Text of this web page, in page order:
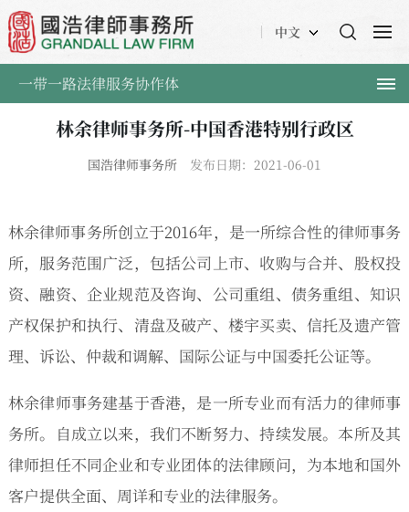
中文
一带一路法律服务协作体
林余律师事务所-中国香港特别行政区
国浩律师事务所 发布日期：2021-06-01
林余律师事务所创立于2016年，是一所综合性的律师事务
所，服务范围广泛，包括公司上市、收购与合并、股权投
资、融资、企业规范及咨询、公司重组、债务重组、知识
产权保护和执行、清盘及破产、楼宇买卖、信托及遗产管
理、诉讼、仲裁和调解、国际公证与中国委托公证等。
林余律师事务建基于香港，是一所专业而有活力的律师事
务所。自成立以来，我们不断努力、持续发展。本所及其
律师担任不同企业和专业团体的法律顾问，为本地和国外
客户提供全面、周详和专业的法律服务。